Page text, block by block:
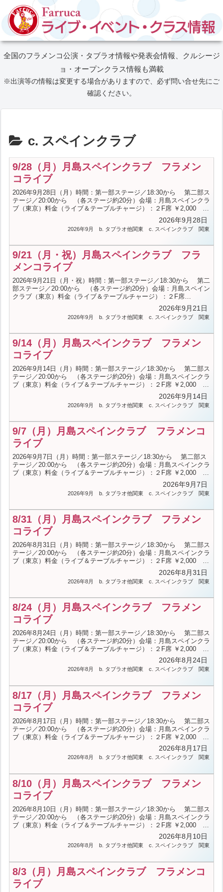
全国のフラメンコ公演・タブラオ情報や発表会情報、クルシージ
ョ・オープンクラス情報も満載
※出演等の情報は変更する場合がありますので、必ず問い合せ先にご
確認ください。
c. スペインクラブ
9/28（月）月島スペインクラブ フラメン
コライブ
2026年9月28日（月）時間：第一部ステージ／18:30から 第二部ス
テージ／20:00から （各ステージ約20分）会場：月島スペインクラ
ブ（東京）料金（ライブ＆テーブルチャージ）：２F席 ￥2,000 １
F席 ￥1,500 BAR ￥2,000 ステージ席 ￥2,000＋コースメニ
ュー料金（詳細はHPへ）出演：Bailarinas：吉田光一、森野みど
り、辰井浩美 Guitarra：山崎まさし Cante：ダニエル・
休）
2026年9月28日
2026年9月 b. タブラオ他関東 c. スペインクラブ 関東
9/21（月・祝）月島スペインクラブ フラ
メンコライブ
2026年9月21日（月・祝）時間：第一部ステージ／18:30から 第二
部ステージ／20:00から （各ステージ約20分）会場：月島スペイン
クラブ（東京）料金（ライブ＆テーブルチャージ）：２F席
￥2,000 １F席 ￥1,500 BAR ￥2,000 ステージ席 ￥2,000＋
コースメニュー料金（詳細はHPへ）出演：Bailarinas：小谷野宏
司、山本秀子、正木清香 Guitarra：山崎まさし Cante：
5381／火曜定休）
2026年9月21日
2026年9月 b. タブラオ他関東 c. スペインクラブ 関東
9/14（月）月島スペインクラブ フラメン
コライブ
2026年9月14日（月）時間：第一部ステージ／18:30から 第二部ス
テージ／20:00から （各ステージ約20分）会場：月島スペインクラ
ブ（東京）料金（ライブ＆テーブルチャージ）：２F席 ￥2,000 １
F席 ￥1,500 BAR ￥2,000 ステージ席 ￥2,000＋コースメニ
ュー料金（詳細はHPへ）出演：Bailarinas：永田健、本間静香、井
口裕香里 Guitarra：山崎まさし Cante：ダニエル・リコ
2026年9月14日
2026年9月 b. タブラオ他関東 c. スペインクラブ 関東
9/7（月）月島スペインクラブ フラメンコ
ライブ
2026年9月7日（月）時間：第一部ステージ／18:30から 第二部ス
テージ／20:00から （各ステージ約20分）会場：月島スペインクラ
ブ（東京）料金（ライブ＆テーブルチャージ）：２F席 ￥2,000 １
F席 ￥1,500 BAR ￥2,000 ステージ席 ￥2,000＋コースメニ
ュー料金（詳細はHPへ）出演：Bailarinas：佐藤哲平、三家本夏
美、川﨑裕子 Guitarra：山崎まさし Cante：ダニエル・
休）
2026年9月7日
2026年9月 b. タブラオ他関東 c. スペインクラブ 関東
8/31（月）月島スペインクラブ フラメン
コライブ
2026年8月31日（月）時間：第一部ステージ／18:30から 第二部ス
テージ／20:00から （各ステージ約20分）会場：月島スペインクラ
ブ（東京）料金（ライブ＆テーブルチャージ）：２F席 ￥2,000 １
F席 ￥1,500 BAR ￥2,000 ステージ席 ￥2,000＋コースメニ
ュー料金（詳細はHPへ）出演：Bailarinas：森野みどり、佐藤美由
紀、辰井浩美 Guitarra：増井建一 Cante：ダニエル・リ
休）
2026年8月31日
2026年8月 b. タブラオ他関東 c. スペインクラブ 関東
8/24（月）月島スペインクラブ フラメン
コライブ
2026年8月24日（月）時間：第一部ステージ／18:30から 第二部ス
テージ／20:00から （各ステージ約20分）会場：月島スペインクラ
ブ（東京）料金（ライブ＆テーブルチャージ）：２F席 ￥2,000 １
F席 ￥1,500 BAR ￥2,000 ステージ席 ￥2,000＋コースメニ
ュー料金（詳細はHPへ）出演：Bailarinas：青木ルミ子、林由美
子、小谷野宏司 Guitarra：増井建一 Cante：ダニエル・
休）
2026年8月24日
2026年8月 b. タブラオ他関東 c. スペインクラブ 関東
8/17（月）月島スペインクラブ フラメン
コライブ
2026年8月17日（月）時間：第一部ステージ／18:30から 第二部ス
テージ／20:00から （各ステージ約20分）会場：月島スペインクラ
ブ（東京）料金（ライブ＆テーブルチャージ）：２F席 ￥2,000 １
F席 ￥1,500 BAR ￥2,000 ステージ席 ￥2,000＋コースメニ
ュー料金（詳細はHPへ）出演：Bailarinas：河野睦、荒濱早絵、山
本秀子 Guitarra：増井建一 Cante：ダニエル・リコ＜お
2026年8月17日
2026年8月 b. タブラオ他関東 c. スペインクラブ 関東
8/10（月）月島スペインクラブ フラメン
コライブ
2026年8月10日（月）時間：第一部ステージ／18:30から 第二部ス
テージ／20:00から （各ステージ約20分）会場：月島スペインクラ
ブ（東京）料金（ライブ＆テーブルチャージ）：２F席 ￥2,000 １
F席 ￥1,500 BAR ￥2,000 ステージ席 ￥2,000＋コースメニ
ュー料金（詳細はHPへ）出演：Bailarinas：川﨑裕子、島村香、永
田健 Guitarra：増井建一 Cante：ダニエル・リコ＜お問
2026年8月10日
2026年8月 b. タブラオ他関東 c. スペインクラブ 関東
8/3（月）月島スペインクラブ フラメンコ
ライブ